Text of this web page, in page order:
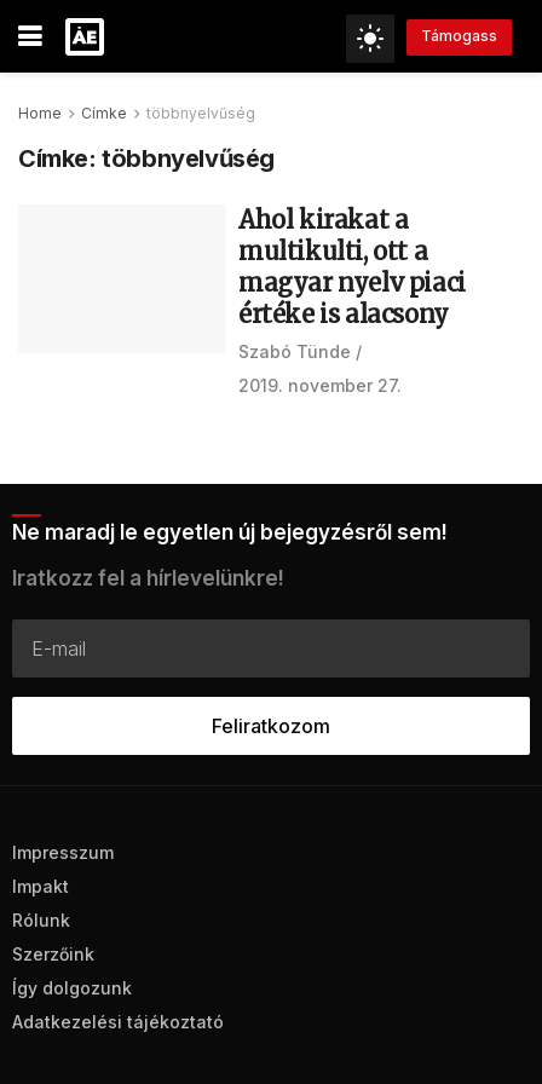
Támogass
Home Címke többnyelvűség
Címke:többnyelvűség
Ahol kirakat a
multikulti, ott a
magyar nyelv piaci
értéke is alacsony
Szabó Tünde
2019. november 27.
Ne maradj le egyetlen új bejegyzésről sem!
Iratkozz fel a hírlevelünkre!
Impresszum
Impakt
Rólunk
Szerzőink
Így dolgozunk
Adatkezelési tájékoztató